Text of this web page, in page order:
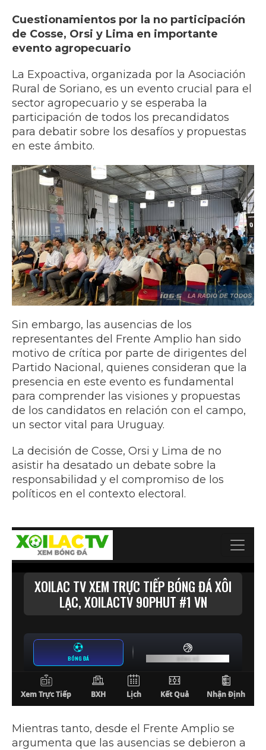
Cuestionamientos por la no participación
de Cosse, Orsi y Lima en importante
evento agropecuario
La Expoactiva, organizada por la Asociación
Rural de Soriano, es un evento crucial para el
sector agropecuario y se esperaba la
participación de todos los precandidatos
para debatir sobre los desafíos y propuestas
en este ámbito.
Sin embargo, las ausencias de los
representantes del Frente Amplio han sido
motivo de crítica por parte de dirigentes del
Partido Nacional, quienes consideran que la
presencia en este evento es fundamental
para comprender las visiones y propuestas
de los candidatos en relación con el campo,
un sector vital para Uruguay.
La decisión de Cosse, Orsi y Lima de no
asistir ha desatado un debate sobre la
responsabilidad y el compromiso de los
políticos en el contexto electoral.
Mientras tanto, desde el Frente Amplio se
argumenta que las ausencias se debieron a